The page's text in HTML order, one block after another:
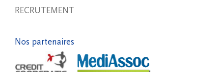
RECRUTEMENT
Nos partenaires